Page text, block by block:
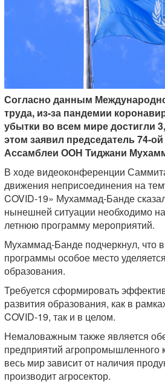
Согласно данным
труда, из-за пандемии
убытки во всем мире достигли
этом заявил председатель 74-
Ассамблеи ООН Тиджани
В ходе видеоконференции
движения неприсоединения на
COVID-19» Мухаммад-Банде
нынешней ситуации необходимо
летнюю программу мероприятий.
Мухаммад-Банде подчеркнул, что
программы особое место
образования.
Требуется сформировать
развития образования, как в
COVID-19, так и в целом.
Немаловажным также является
предприятий агропромышленного
весь мир зависит от наличия
производит агросектор.